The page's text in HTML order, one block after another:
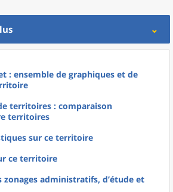
: ensemble de graphiques et de
territoires : comparaison
territoires
sur ce territoire
ce territoire
zonages administratifs, d’étude et